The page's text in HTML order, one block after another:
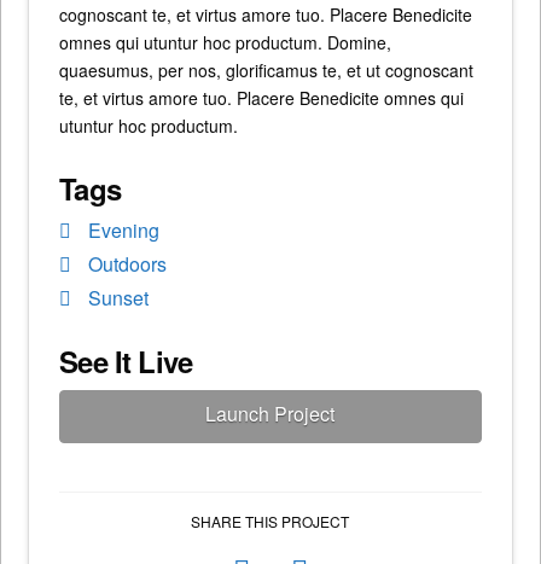
cognoscant te, et virtus amore tuo. Placere Benedicite
omnes qui utuntur hoc productum. Domine,
quaesumus, per nos, glorificamus te, et ut cognoscant
te, et virtus amore tuo. Placere Benedicite omnes qui
utuntur hoc productum.
Tags
Evening
Outdoors
Sunset
See It Live
Launch Project
SHARE THIS PROJECT